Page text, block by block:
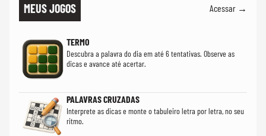
MEUS JOGOS Acessar →
TERMO
Descubra a palavra do dia em até 6 tentativas. Observe as
dicas e avance até acertar.
PALAVRAS CRUZADAS
Interprete as dicas e monte o tabuleiro letra por letra, no seu
ritmo.